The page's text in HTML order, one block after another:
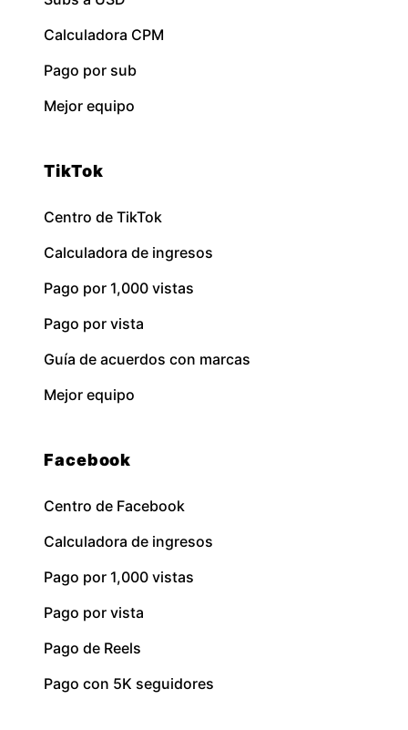
Calculadora CPM
Pago por sub
Mejor equipo
TikTok
Centro de TikTok
Calculadora de ingresos
Pago por 1,000 vistas
Pago por vista
Guía de acuerdos con marcas
Mejor equipo
Facebook
Centro de Facebook
Calculadora de ingresos
Pago por 1,000 vistas
Pago por vista
Pago de Reels
Pago con 5K seguidores